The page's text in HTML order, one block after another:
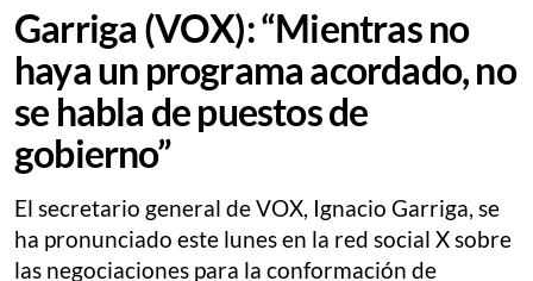
Garriga (VOX): “Mientras no
haya un programa acordado, no
se habla de puestos de
gobierno”
El secretario general de VOX, Ignacio Garriga, se
ha pronunciado este lunes en la red social X sobre
las negociaciones para la conformación de